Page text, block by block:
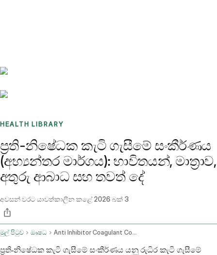
HEALTH LIBRARY
ප්‍රති-නිෂේධක කැටි ගැසීමේ සංකීර්ණය
(අභ්‍යන්තර මාර්ගය): භාවිතයන්, මාත්‍රාව,
අතුරු ආබාධ සහ තවත් දේ
අවසන් වරට යාවත්කාලීන කළේ2026 බක් 3
මුල් පිටුව ඖෂධ Anti Inhibitor Coagulant Complex Intravenous Route
ප්‍රති-නිෂේධක කැටි ගැසීමේ සංකීර්ණය යනු රුධිර කැටි ගැසීමේ